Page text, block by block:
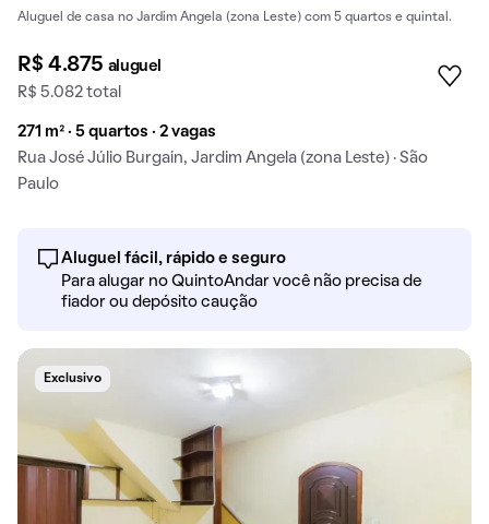
Aluguel de casa no Jardim Angela (zona Leste) com 5 quartos e quintal.
R$ 4.875 aluguel
R$ 5.082 total
271 m² · 5 quartos · 2 vagas
Rua José Júlio Burgain, Jardim Angela (zona Leste) · São
Paulo
Aluguel fácil, rápido e seguro
Para alugar no QuintoAndar você não precisa de
fiador ou depósito caução
Exclusivo